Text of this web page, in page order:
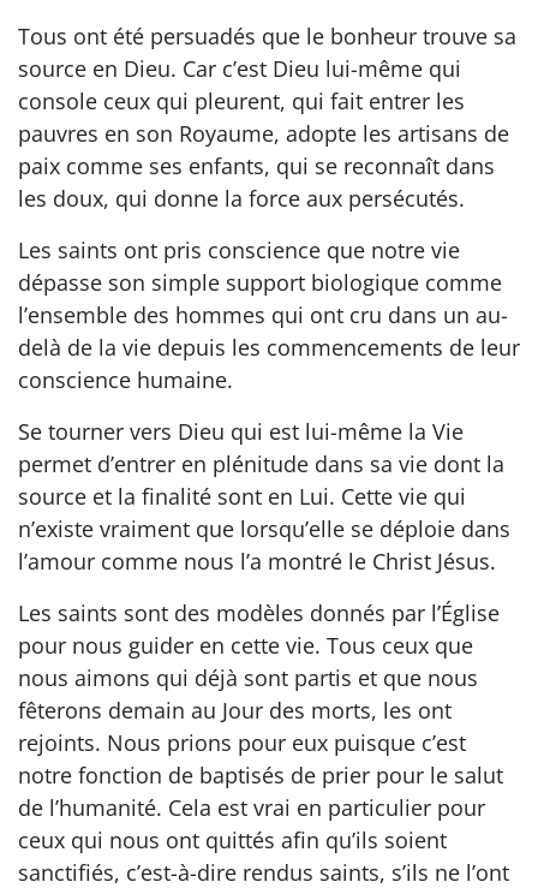
Tous ont été persuadés que le bonheur trouve sa
source en Dieu. Car c’est Dieu lui-même qui
console ceux qui pleurent, qui fait entrer les
pauvres en son Royaume, adopte les artisans de
paix comme ses enfants, qui se reconnaît dans
les doux, qui donne la force aux persécutés.
Les saints ont pris conscience que notre vie
dépasse son simple support biologique comme
l’ensemble des hommes qui ont cru dans un au-
delà de la vie depuis les commencements de leur
conscience humaine.
Se tourner vers Dieu qui est lui-même la Vie
permet d’entrer en plénitude dans sa vie dont la
source et la finalité sont en Lui. Cette vie qui
n’existe vraiment que lorsqu’elle se déploie dans
l’amour comme nous l’a montré le Christ Jésus.
Les saints sont des modèles donnés par l’Église
pour nous guider en cette vie. Tous ceux que
nous aimons qui déjà sont partis et que nous
fêterons demain au Jour des morts, les ont
rejoints. Nous prions pour eux puisque c’est
notre fonction de baptisés de prier pour le salut
de l’humanité. Cela est vrai en particulier pour
ceux qui nous ont quittés afin qu’ils soient
sanctifiés, c’est-à-dire rendus saints, s’ils ne l’ont